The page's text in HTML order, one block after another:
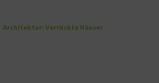
Architektur: Verrückte Häuser